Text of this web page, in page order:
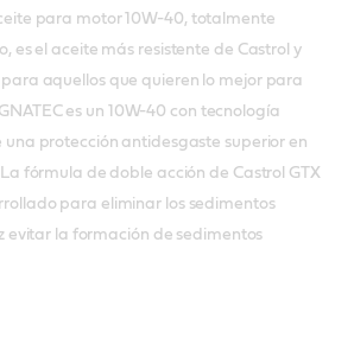
para motor 10W-40, totalmente
es el aceite más resistente de Castrol y
aquellos que quieren lo mejor para
es un 10W-40 con tecnología
una protección antidesgaste superior en
fórmula de doble acción de Castrol GTX
para eliminar los sedimentos
evitar la formación de sedimentos